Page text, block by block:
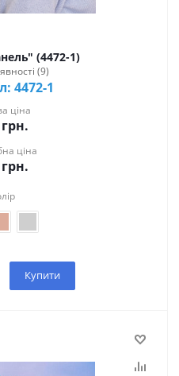
(4472-1)
(9)
4472-1
ціна
ціна
Купити